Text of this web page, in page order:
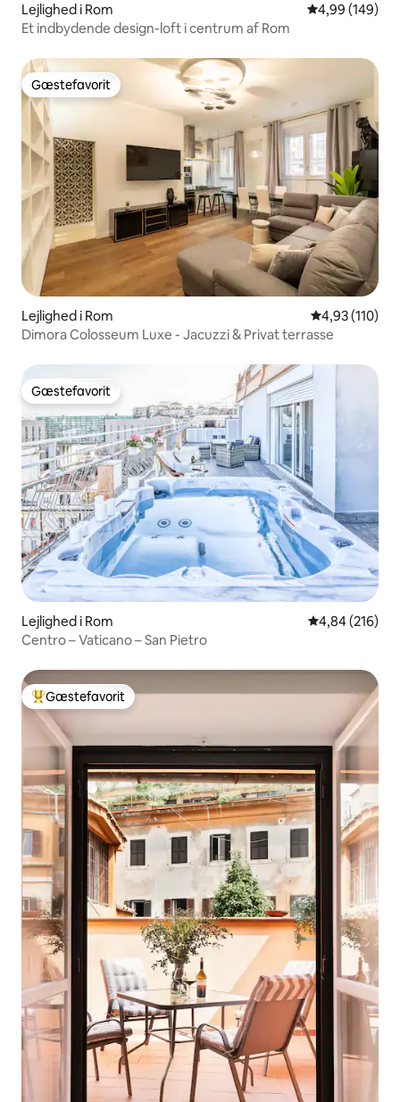
Lejlighed i Rom 4,99 ud af 5 i
4,99 (149)
Et indbydende design-loft i centrum af Rom
Gæstefavorit
Gæstefavorit
Lejlighed i Rom 4,93 ud af 5 i
4,93 (110)
Dimora Colosseum Luxe - Jacuzzi & Privat terrasse
Gæstefavorit
Gæstefavorit
Lejlighed i Rom 4,84 ud af 5 i
4,84 (216)
Centro – Vaticano – San Pietro
Bedste gæstefavorit
Gæstefavorit